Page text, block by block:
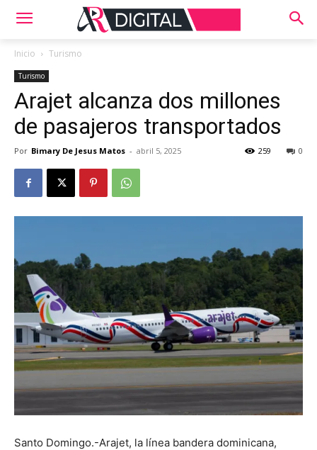
Inicio Turismo
Turismo
Arajet alcanza dos millones
de pasajeros transportados
Por Bimary De Jesus Matos - abril 5, 2025 0
259
Santo Domingo.-Arajet, la línea bandera dominicana,